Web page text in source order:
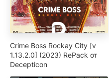
Crime Boss Rockay City [v
1.13.2.0] (2023) RePack от
Decepticon